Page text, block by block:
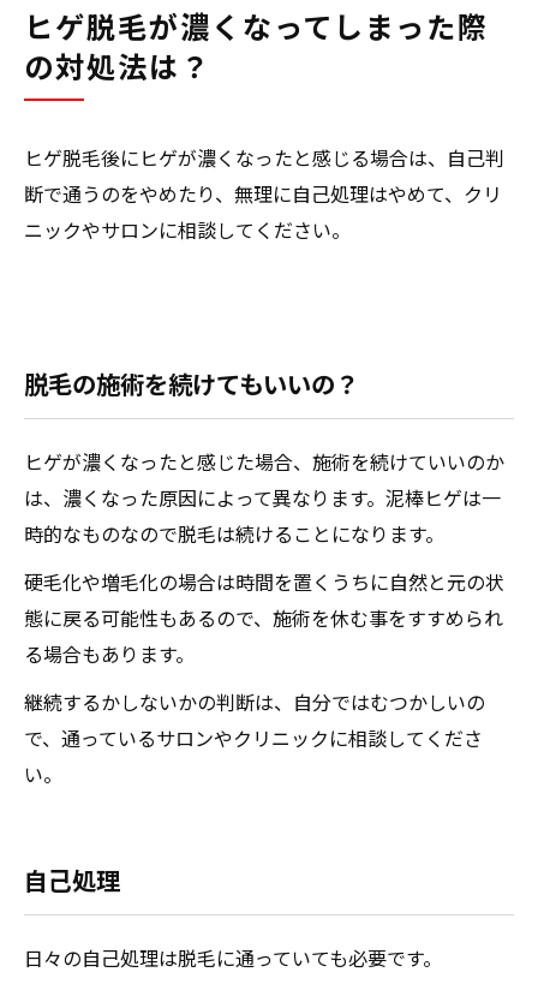
ヒゲ脱毛が濃くなってしまった際
の対処法は？
ヒゲ脱毛後にヒゲが濃くなったと感じる場合は、自己判
断で通うのをやめたり、無理に自己処理はやめて、クリ
ニックやサロンに相談してください。
脱毛の施術を続けてもいいの？
ヒゲが濃くなったと感じた場合、施術を続けていいのか
は、濃くなった原因によって異なります。泥棒ヒゲは一
時的なものなので脱毛は続けることになります。
硬毛化や増毛化の場合は時間を置くうちに自然と元の状
態に戻る可能性もあるので、施術を休む事をすすめられ
る場合もあります。
継続するかしないかの判断は、自分ではむつかしいの
で、通っているサロンやクリニックに相談してくださ
い。
自己処理
日々の自己処理は脱毛に通っていても必要です。